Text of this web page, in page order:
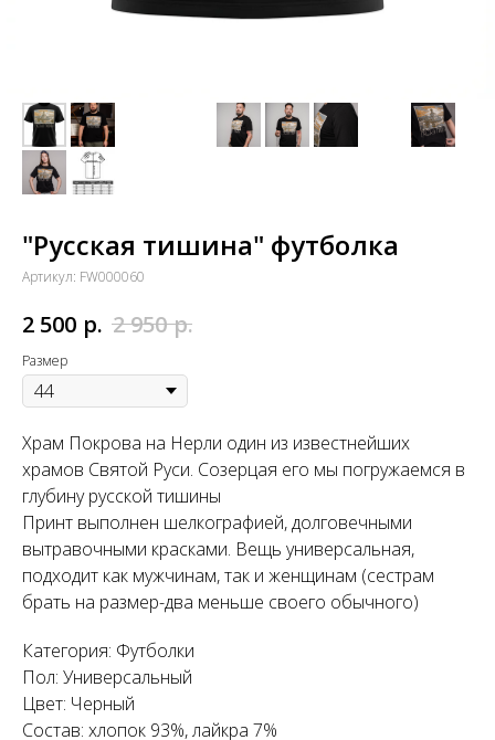
"Русская тишина" футболка
Артикул: FW000060
2 500 р. 2 950 р.
Размер
Храм Покрова на Нерли один из известнейших
храмов Святой Руси. Созерцая его мы погружаемся в
глубину русской тишины
Принт выполнен шелкографией, долговечными
вытравочными красками. Вещь универсальная,
подходит как мужчинам, так и женщинам (сестрам
брать на размер-два меньше своего обычного)
Категория: Футболки
Пол: Универсальный
Цвет: Черный
Состав: хлопок 93%, лайкра 7%